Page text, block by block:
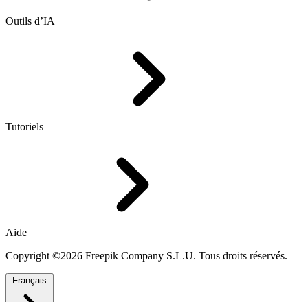
Outils d’IA
Tutoriels
Aide
Copyright ©2026 Freepik Company S.L.U. Tous droits réservés.
Français